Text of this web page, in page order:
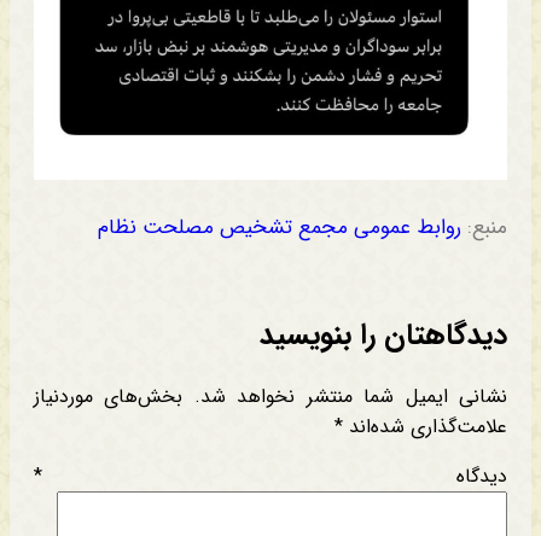
منبع: روابط عمومی مجمع تشخیص مصلحت نظام
دیدگاهتان را بنویسید
نشانی ایمیل شما منتشر نخواهد شد. بخش‌های موردنیاز
علامت‌گذاری شده‌اند *
دیدگاه *